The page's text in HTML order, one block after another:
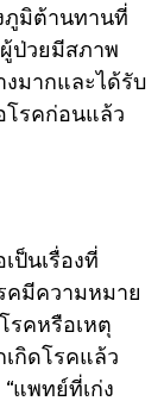
ภูมิต้านทานที่
ป่วยมีสภาพ
มากและได้รับ
โรคก่อนแล้ว
ป็นเรื่องที่
คมีความหมาย
รคหรือเหตุ
กิดโรคแล้ว
แพทย์ที่เก่ง